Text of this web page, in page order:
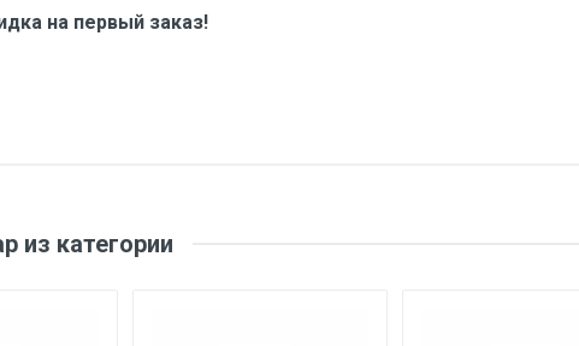
на первый заказ!
из категории